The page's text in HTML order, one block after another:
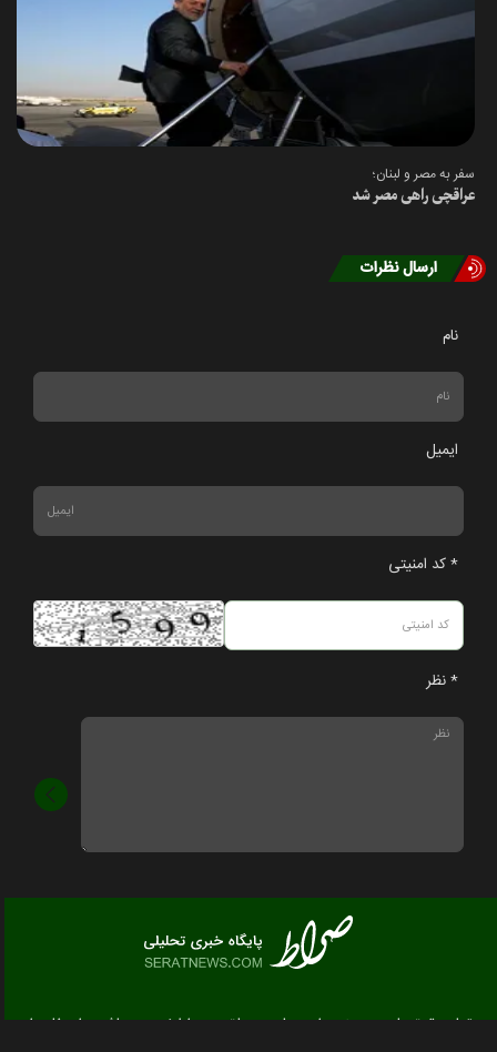
سفر به مصر و لبنان؛
عراقچی راهی مصر شد
ارسال نظرات
نام
ایمیل
* کد امنیتی
* نظر
تمام حقوق مادی و معنوی این سایت متعلق به صراط نیوز می باشد و استفاده از